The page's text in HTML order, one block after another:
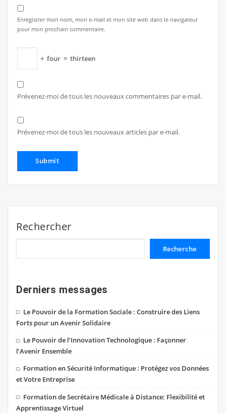
Enregistrer mon nom, mon e-mail et mon site web dans le navigateur
pour mon prochain commentaire.
+ four = thirteen
Prévenez-moi de tous les nouveaux commentaires par e-mail.
Prévenez-moi de tous les nouveaux articles par e-mail.
Rechercher
Recherche
Derniers messages
Le Pouvoir de la Formation Sociale : Construire des Liens
Forts pour un Avenir Solidaire
Le Pouvoir de l’Innovation Technologique : Façonner
l’Avenir Ensemble
Formation en Sécurité Informatique : Protégez vos Données
et Votre Entreprise
Formation de Secrétaire Médicale à Distance: Flexibilité et
Apprentissage Virtuel